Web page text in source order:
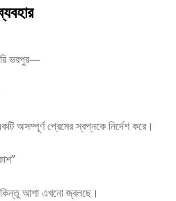
ভরপুর—
অসম্পূর্ণ প্রেমের স্বপ্নকে নির্দেশ করে।
আশা এখনো জ্বলছে।